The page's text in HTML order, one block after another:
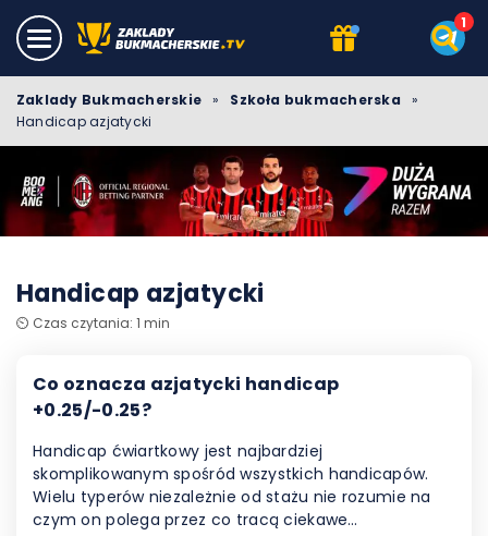
Zaklady Bukmacherskie » Szkoła bukmacherska
»
Handicap azjatycki
Handicap azjatycki
⏲️ Czas czytania: 1 min
Co oznacza azjatycki handicap
+0.25/-0.25?
Handicap ćwiartkowy jest najbardziej
skomplikowanym spośród wszystkich handicapów.
Wielu typerów niezależnie od stażu nie rozumie na
czym on polega przez co tracą ciekawe…